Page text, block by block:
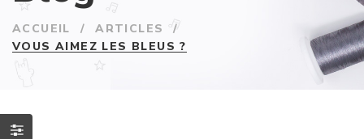
ACCUEIL / ARTICLES
/
VOUS AIMEZ LES BLEUS ?